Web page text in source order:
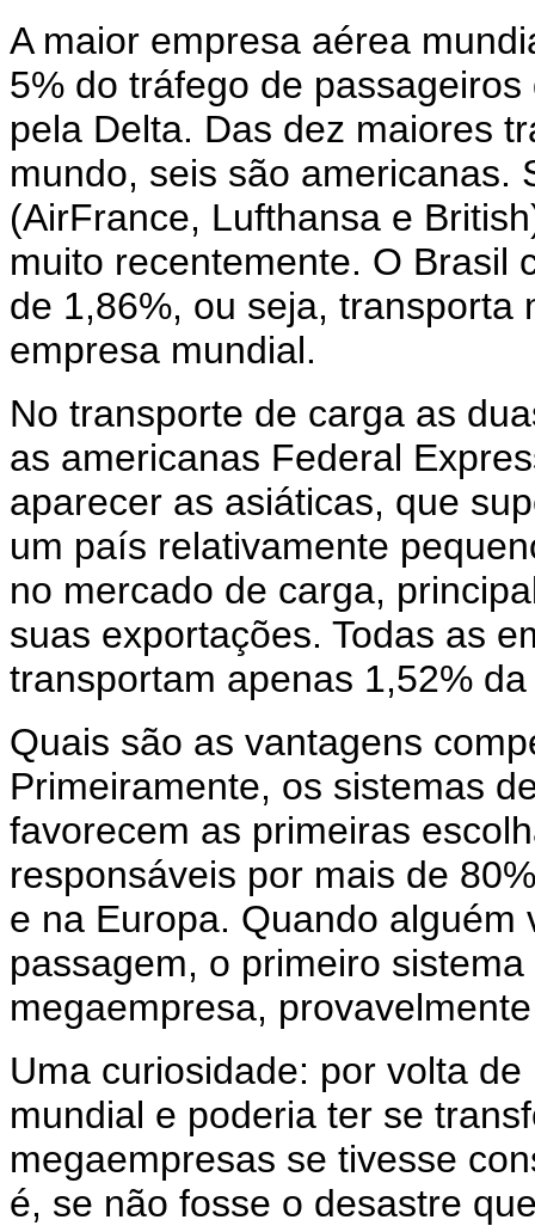
A maior empresa aérea
5% do tráfego de
pela Delta. Das dez maiores
mundo, seis são americanas.
(AirFrance, Lufthansa e
muito recentemente. O Brasil
de 1,86%, ou seja, transporta
empresa mundial.
No transporte de carga as
as americanas Federal
aparecer as asiáticas, que
um país relativamente
no mercado de carga,
suas exportações. Todas as
transportam apenas 1,52%
Quais são as vantagens
Primeiramente, os sistemas
favorecem as primeiras
responsáveis por mais de
e na Europa. Quando
passagem, o primeiro
megaempresa,
Uma curiosidade: por volta
mundial e poderia ter se
megaempresas se tivesse
é, se não fosse o desastre